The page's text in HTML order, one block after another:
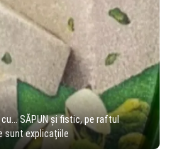
cu... SĂPUN și fistic, pe raftul
sunt explicațiile